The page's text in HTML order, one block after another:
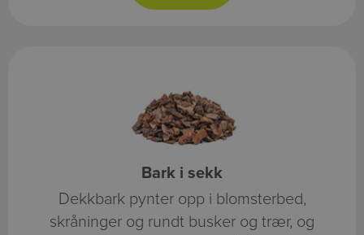
Bark i sekk
Dekkbark pynter opp i blomsterbed,
skråninger og rundt busker og trær, og